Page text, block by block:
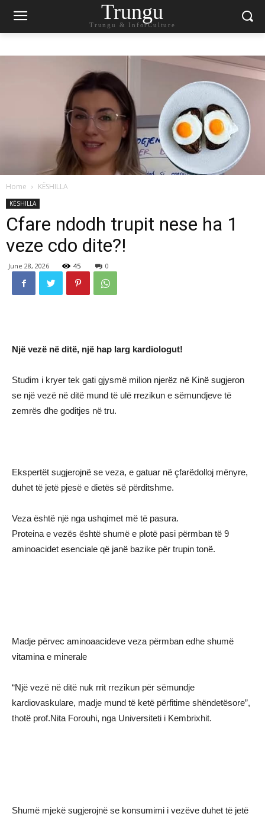
Trungu
Trungu & InforCulture
Home KËSHILLA
KËSHILLA
Cfare ndodh trupit nese ha 1
veze cdo dite?!
June 28, 2026 45 0
Një vezë në ditë, një hap larg kardiologut!
Studim i kryer tek gati gjysmë milion njerëz në Kinë sugjeron
se një vezë në ditë mund të ulë rrezikun e sëmundjeve të
zemrës dhe goditjes në tru.
Ekspertët sugjerojnë se veza, e gatuar në çfarëdolloj mënyre,
duhet të jetë pjesë e dietës së përditshme.
Veza është një nga ushqimet më të pasura.
Proteina e vezës është shumë e plotë pasi përmban të 9
aminoacidet esenciale që janë bazike për trupin tonë.
Madje përvec aminoaacideve veza përmban edhe shumë
vitamina e minerale
“Një vezë në ditë nuk rrit rrezikun për sëmundje
kardiovaskulare, madje mund të ketë përfitime shëndetësore”,
thotë prof.Nita Forouhi, nga Universiteti i Kembrixhit.
Shumë mjekë sugjerojnë se konsumimi i vezëve duhet të jetë